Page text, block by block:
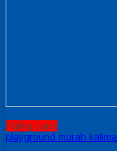
Paling Laris
playground murah